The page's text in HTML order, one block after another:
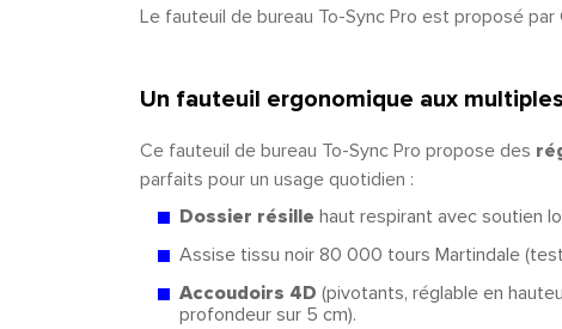
Le fauteuil de bureau To-Sync Pro est proposé par
Un fauteuil ergonomique aux
Ce fauteuil de bureau To-Sync Pro propose des
parfaits pour un usage quotidien :
Dossier résille haut respirant avec soutien
Assise tissu noir 80 000 tours Martindale
Accoudoirs 4D (pivotants, réglable en
profondeur sur 5 cm).